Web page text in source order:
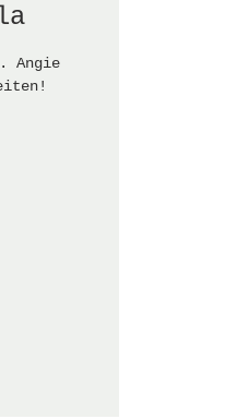
Angie